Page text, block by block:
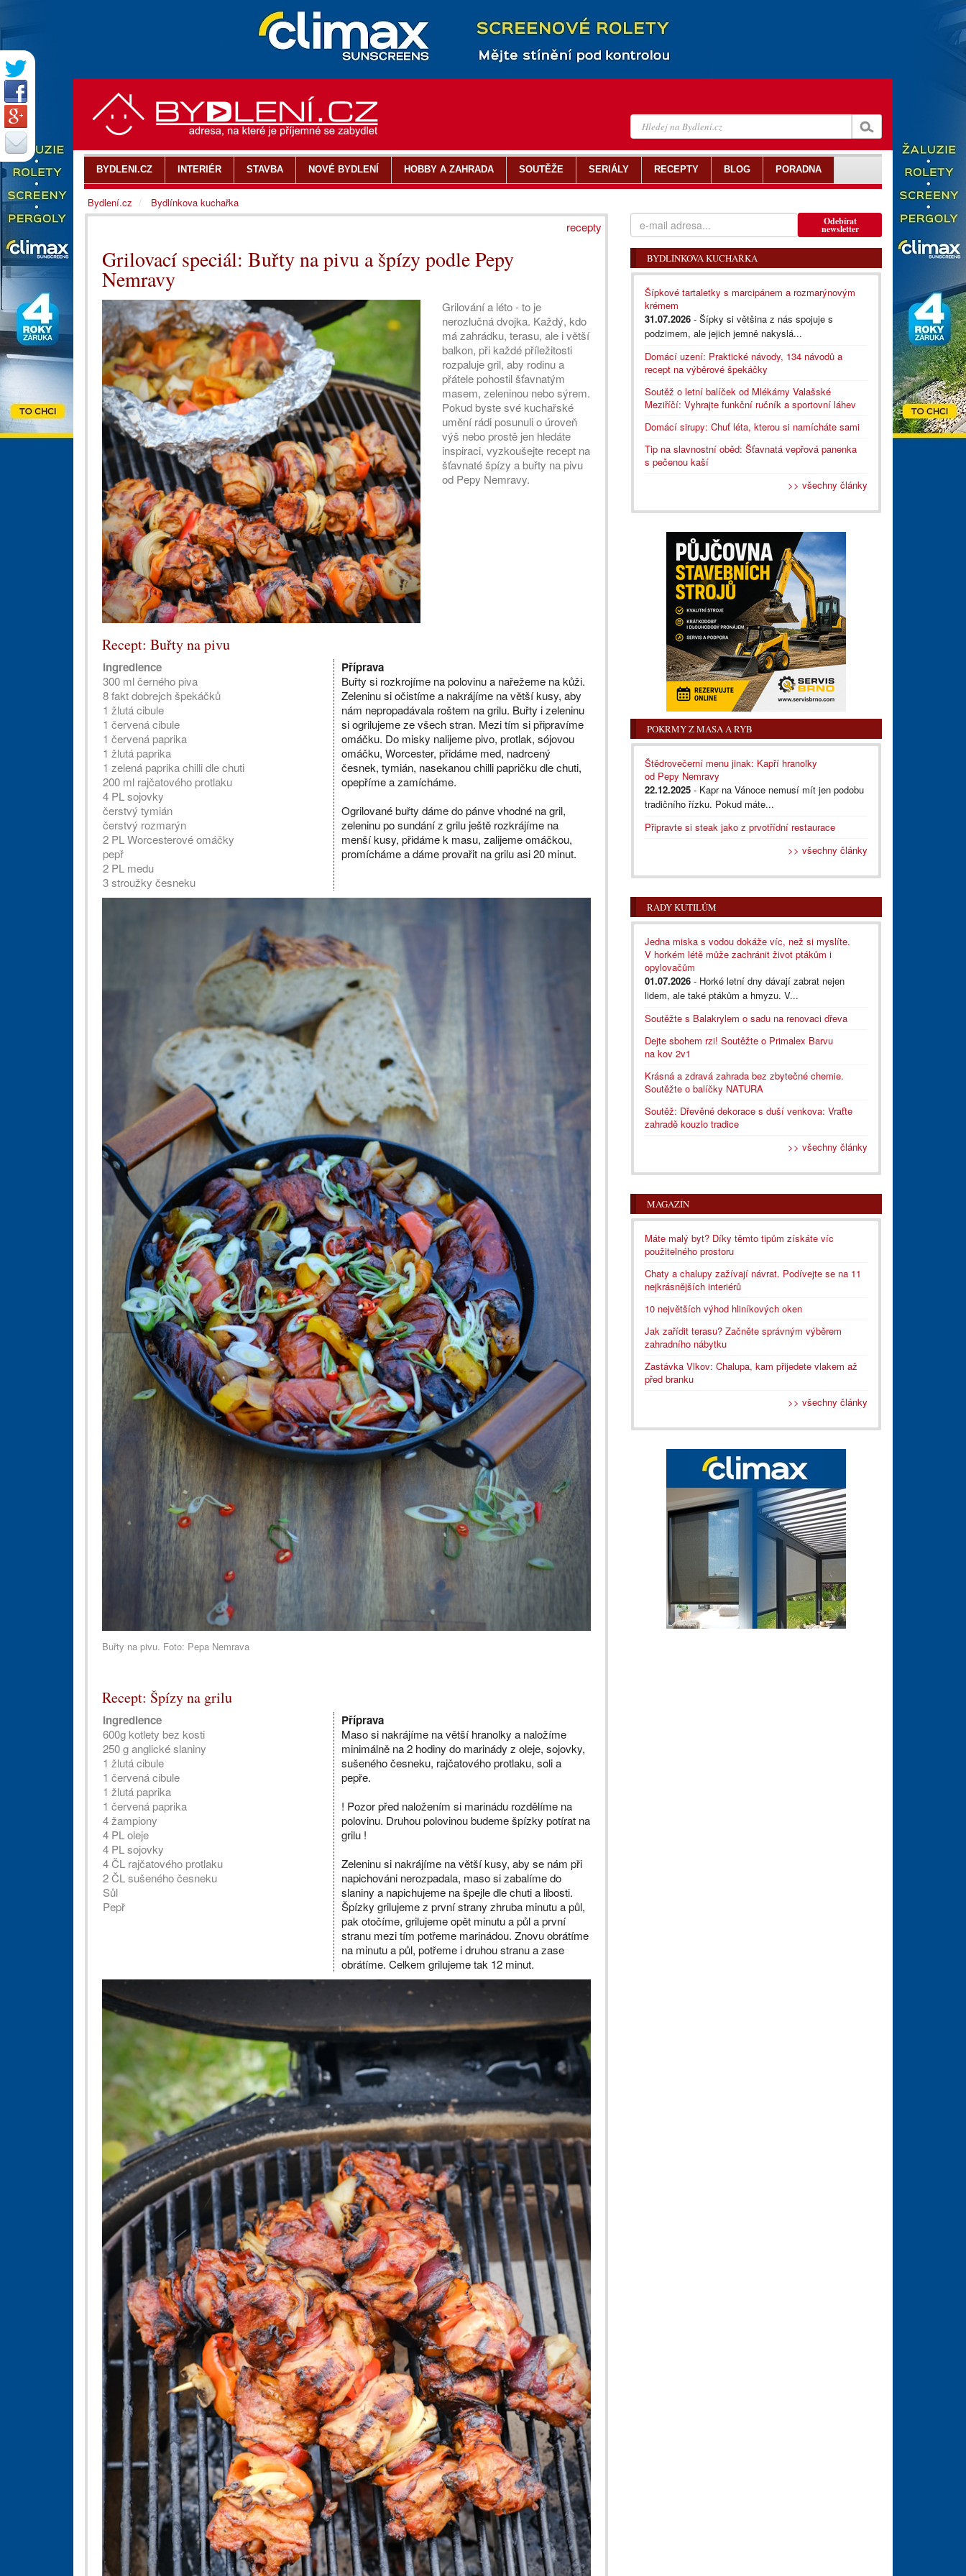
recepty
Grilovací speciál: Buřty na pivu a špízy podle Pepy
Nemravy
Foto: Pepa Nemrava
Grilování a léto - to je
nerozlučná dvojka. Každý, kdo
má zahrádku, terasu, ale i větší
balkon, při každé příležitosti
rozpaluje gril, aby rodinu a
přátele pohostil šťavnatým
masem, zeleninou nebo sýrem.
Pokud byste své kuchařské
umění rádi posunuli o úroveň
výš nebo prostě jen hledáte
inspiraci, vyzkoušejte recept na
šťavnaté špízy a buřty na pivu
od Pepy Nemravy.
Recept: Buřty na pivu
Ingredience
300 ml černého piva
8 fakt dobrejch špekáčků
1 žlutá cibule
1 červená cibule
1 červená paprika
1 žlutá paprika
1 zelená paprika chilli dle chuti
200 ml rajčatového protlaku
4 PL sojovky
čerstvý tymián
čerstvý rozmarýn
2 PL Worcesterové omáčky
pepř
2 PL medu
3 stroužky česneku
Příprava
Buřty si rozkrojíme na polovinu a nařežeme na kůži.
Zeleninu si očistíme a nakrájíme na větší kusy, aby
nám nepropadávala roštem na grilu. Buřty i zeleninu
si ogrilujeme ze všech stran. Mezi tím si připravíme
omáčku. Do misky nalijeme pivo, protlak, sójovou
omáčku, Worcester, přidáme med, nadrcený
česnek, tymián, nasekanou chilli papričku dle chuti,
opepříme a zamícháme.
Ogrilované buřty dáme do pánve vhodné na gril,
zeleninu po sundání z grilu ještě rozkrájíme na
menší kusy, přidáme k masu, zalijeme omáčkou,
promícháme a dáme provařit na grilu asi 20 minut.
Buřty na pivu. Foto: Pepa Nemrava
Recept: Špízy na grilu
Ingredience
600g kotlety bez kosti
250 g anglické slaniny
1 žlutá cibule
1 červená cibule
1 žlutá paprika
1 červená paprika
4 žampiony
4 PL oleje
4 PL sojovky
4 ČL rajčatového protlaku
2 ČL sušeného česneku
Sůl
Pepř
Příprava
Maso si nakrájíme na větší hranolky a naložíme
minimálně na 2 hodiny do marinády z oleje, sojovky,
sušeného česneku, rajčatového protlaku, soli a
pepře.
! Pozor před naložením si marinádu rozdělíme na
polovinu. Druhou polovinou budeme špízky potírat na
grilu !
Zeleninu si nakrájíme na větší kusy, aby se nám při
napichováni nerozpadala, maso si zabalíme do
slaniny a napichujeme na špejle dle chuti a libosti.
Špízky grilujeme z první strany zhruba minutu a půl,
pak otočíme, grilujeme opět minutu a půl a první
stranu mezi tím potřeme marinádou. Znovu obrátíme
na minutu a půl, potřeme i druhou stranu a zase
obrátíme. Celkem grilujeme tak 12 minut.
Odebírat
newsletter
BYDLÍNKOVA KUCHAŘKA
Šípkové tartaletky s marcipánem a rozmarýnovým
krémem
31.07.2026 - Šípky si většina z nás spojuje s
podzimem, ale jejich jemně nakyslá...
Domácí uzení: Praktické návody, 134 návodů a
recept na výběrové špekáčky
Soutěž o letní balíček od Mlékárny Valašské
Meziříčí: Vyhrajte funkční ručník a sportovní láhev
Domácí sirupy: Chuť léta, kterou si namícháte sami
Tip na slavnostní oběd: Šťavnatá vepřová panenka
s pečenou kaší
>> všechny články
POKRMY Z MASA A RYB
Štědrovečerní menu jinak: Kapří hranolky
od Pepy Nemravy
22.12.2025 - Kapr na Vánoce nemusí mít jen podobu
tradičního řízku. Pokud máte...
Připravte si steak jako z prvotřídní restaurace
>> všechny články
RADY KUTILŮM
Jedna miska s vodou dokáže víc, než si myslíte.
V horkém létě může zachránit život ptákům i
opylovačům
01.07.2026 - Horké letní dny dávají zabrat nejen
lidem, ale také ptákům a hmyzu. V...
Soutěžte s Balakrylem o sadu na renovaci dřeva
Dejte sbohem rzi! Soutěžte o Primalex Barvu
na kov 2v1
Krásná a zdravá zahrada bez zbytečné chemie.
Soutěžte o balíčky NATURA
Soutěž: Dřevěné dekorace s duší venkova: Vraťte
zahradě kouzlo tradice
>> všechny články
MAGAZÍN
Máte malý byt? Díky těmto tipům získáte víc
použitelného prostoru
Chaty a chalupy zažívají návrat. Podívejte se na 11
nejkrásnějších interiérů
10 největších výhod hliníkových oken
Jak zařídit terasu? Začněte správným výběrem
zahradního nábytku
Zastávka Vlkov: Chalupa, kam přijedete vlakem až
před branku
>> všechny články
BYDLENI.CZ INTERIÉR STAVBA NOVÉ BYDLENÍ HOBBY A ZAHRADA SOUTĚŽE SERIÁLY RECEPTY BLOG PORADNA
Bydlení.cz Bydlínkova kuchařka